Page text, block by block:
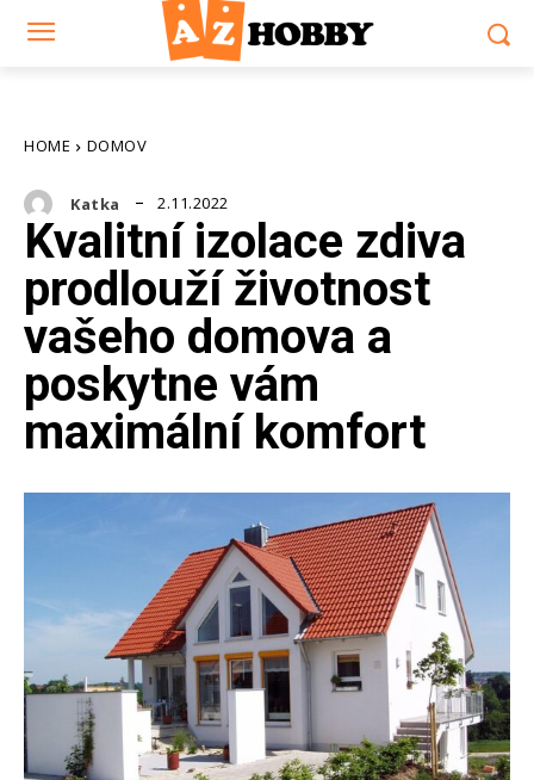
HOME DOMOV
Katka 2.11.2022
Kvalitní izolace zdiva
prodlouží životnost
vašeho domova a
poskytne vám
maximální komfort